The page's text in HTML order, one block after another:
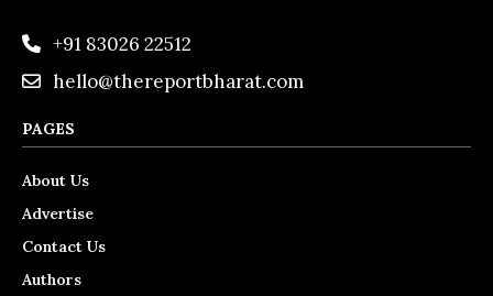
+91 83026 22512
hello@thereportbharat.com
PAGES
About Us
Advertise
Contact Us
Authors